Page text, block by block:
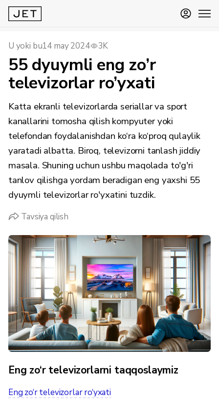
U yoki bu14 may 2024 3K
55 dyuymli eng zo’r
televizorlar ro’yxati
Katta ekranli televizorlarda seriallar va sport
kanallarini tomosha qilish kompyuter yoki
telefondan foydalanishdan ko‘ra ko‘proq qulaylik
yaratadi albatta. Biroq, televizorni tanlash jiddiy
masala. Shuning uchun ushbu maqolada to'g'ri
tanlov qilishga yordam beradigan eng yaxshi 55
dyuymli televizorlar ro'yxatini tuzdik.
Tavsiya qilish
Eng zo‘r televizorlarni taqqoslaymiz
Eng zo‘r televizorlar ro‘yxati